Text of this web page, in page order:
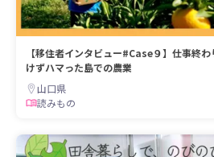
【移住者インタビュー#Case９】仕事終
けずハマった島での農業
山口県
読みもの